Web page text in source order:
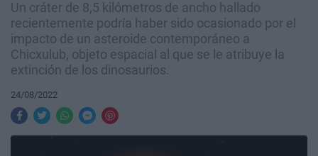
Un cráter de 8,5 kilómetros de ancho hallado
recientemente podría haber sido ocasionado por el
impacto de un asteroide contemporáneo a
Chicxulub, objeto espacial al que se le atribuye la
extinción de los dinosaurios.
24/08/2022